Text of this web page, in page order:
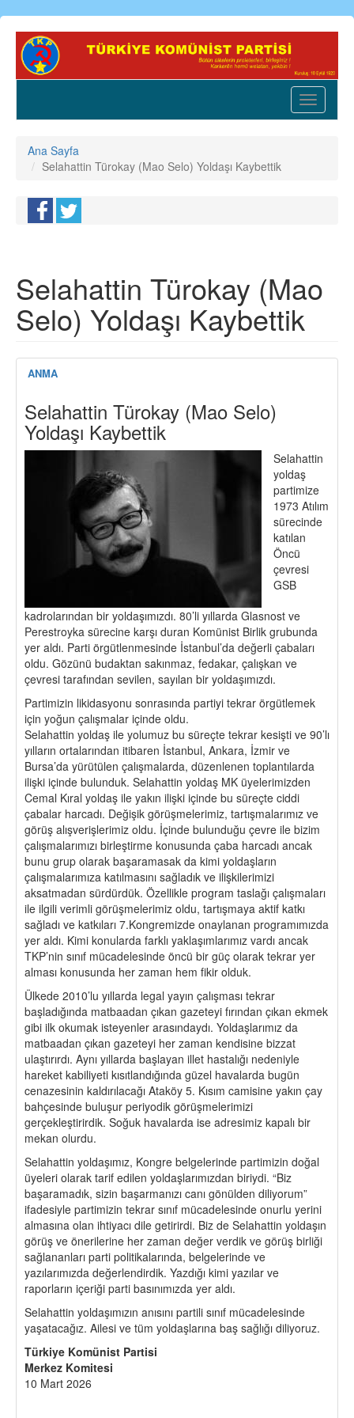
Ana
içeriğe
Toggle
Ana Sayfa
Selahattin Türokay (Mao Selo) Yoldaşı Kaybettik
Selahattin Türokay (Mao
Selo) Yoldaşı Kaybettik
ANMA
Selahattin Türokay (Mao Selo)
Yoldaşı Kaybettik
Selahattin
yoldaş
partimize
1973 Atılım
sürecinde
katılan
Öncü
çevresi
GSB
kadrolarından bir yoldaşımızdı. 80’li yıllarda Glasnost ve
Perestroyka sürecine karşı duran Komünist Birlik grubunda
yer aldı. Parti örgütlenmesinde İstanbul’da değerli çabaları
oldu. Gözünü budaktan sakınmaz, fedakar, çalışkan ve
çevresi tarafından sevilen, sayılan bir yoldaşımızdı.
Partimizin likidasyonu sonrasında partiyi tekrar örgütlemek
için yoğun çalışmalar içinde oldu.
Selahattin yoldaş ile yolumuz bu süreçte tekrar kesişti ve 90’lı
yılların ortalarından itibaren İstanbul, Ankara, İzmir ve
Bursa’da yürütülen çalışmalarda, düzenlenen toplantılarda
ilişki içinde bulunduk. Selahattin yoldaş MK üyelerimizden
Cemal Kıral yoldaş ile yakın ilişki içinde bu süreçte ciddi
çabalar harcadı. Değişik görüşmelerimiz, tartışmalarımız ve
görüş alışverişlerimiz oldu. İçinde bulunduğu çevre ile bizim
çalışmalarımızı birleştirme konusunda çaba harcadı ancak
bunu grup olarak başaramasak da kimi yoldaşların
çalışmalarımıza katılmasını sağladık ve ilişkilerimizi
aksatmadan sürdürdük. Özellikle program taslağı çalışmaları
ile ilgili verimli görüşmelerimiz oldu, tartışmaya aktif katkı
sağladı ve katkıları 7.Kongremizde onaylanan programımızda
yer aldı. Kimi konularda farklı yaklaşımlarımız vardı ancak
TKP’nin sınıf mücadelesinde öncü bir güç olarak tekrar yer
alması konusunda her zaman hem fikir olduk.
Ülkede 2010’lu yıllarda legal yayın çalışması tekrar
başladığında matbaadan çıkan gazeteyi fırından çıkan ekmek
gibi ilk okumak isteyenler arasındaydı. Yoldaşlarımız da
matbaadan çıkan gazeteyi her zaman kendisine bizzat
ulaştırırdı. Aynı yıllarda başlayan illet hastalığı nedeniyle
hareket kabiliyeti kısıtlandığında güzel havalarda bugün
cenazesinin kaldırılacağı Ataköy 5. Kısım camisine yakın çay
bahçesinde buluşur periyodik görüşmelerimizi
gerçekleştirirdik. Soğuk havalarda ise adresimiz kapalı bir
mekan olurdu.
Selahattin yoldaşımız, Kongre belgelerinde partimizin doğal
üyeleri olarak tarif edilen yoldaşlarımızdan biriydi. “Biz
başaramadık, sizin başarmanızı canı gönülden diliyorum”
ifadesiyle partimizin tekrar sınıf mücadelesinde onurlu yerini
almasına olan ihtiyacı dile getirirdi. Biz de Selahattin yoldaşın
görüş ve önerilerine her zaman değer verdik ve görüş birliği
sağlananları parti politikalarında, belgelerinde ve
yazılarımızda değerlendirdik. Yazdığı kimi yazılar ve
raporların içeriği parti basınımızda yer aldı.
Selahattin yoldaşımızın anısını partili sınıf mücadelesinde
yaşatacağız. Ailesi ve tüm yoldaşlarına baş sağlığı diliyoruz.
Türkiye Komünist Partisi
Merkez Komitesi
10 Mart 2026